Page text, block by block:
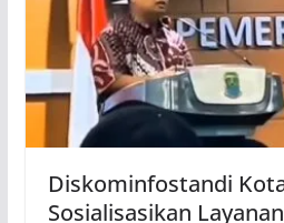
Diskominfostandi
Sosialisasikan